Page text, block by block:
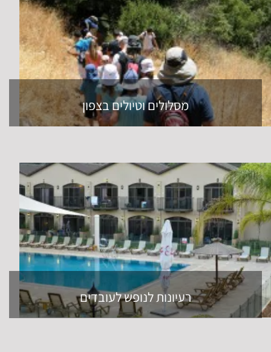
מסלולים וטיולים בצפון
רעיונות לנופש לעובדים